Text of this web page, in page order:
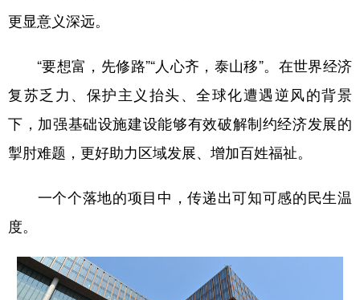
更显意义深远。
“要想富，先修路”“人心齐，泰山移”。在世界经济
复苏乏力、保护主义抬头、全球化遭遇逆风的背景
下，加强基础设施建设能够有效破解制约经济发展的
掣肘难题，更好助力区域发展、增加百姓福祉。
一个个落地的项目中，传递出可知可感的民生温
度。